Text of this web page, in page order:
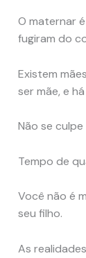
O maternar
fugiram do
Existem
ser mãe, e
Não se
Tempo de
Você não é
seu filho.
As